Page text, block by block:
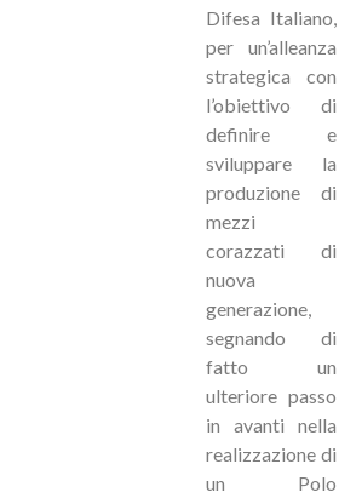
Difesa Italiano,
per un’alleanza
strategica con
l’obiettivo di
definire e
sviluppare la
produzione di
mezzi
corazzati di
nuova
generazione,
segnando di
fatto un
ulteriore passo
in avanti nella
realizzazione di
un Polo